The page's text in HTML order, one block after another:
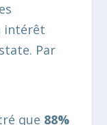
intérêt
Par
que 88%